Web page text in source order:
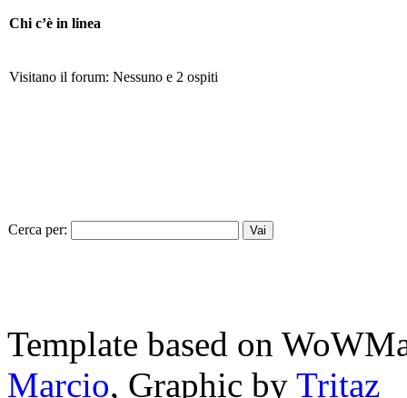
Chi c’è in linea
Visitano il forum: Nessuno e 2 ospiti
Cerca per:
Template based on
Marcio, Graphic by Tritaz